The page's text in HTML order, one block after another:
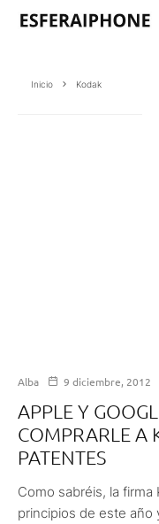
Inicio Kodak
Alba 9 diciembre, 2012
APPLE Y
COMPRARLE A
PATENTES
Como sabréis, la
principios de este año